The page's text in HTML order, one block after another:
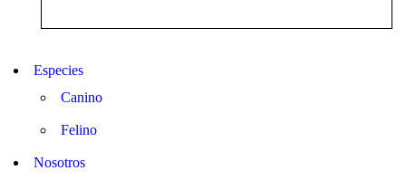
Especies
Canino
Felino
Nosotros